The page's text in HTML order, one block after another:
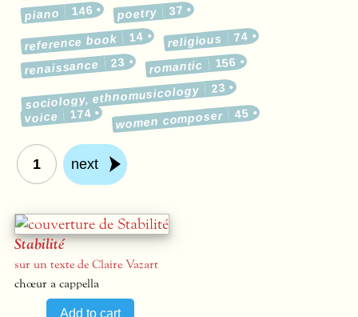
piano 146 poetry 37
reference book 14 religious 74
renaissance 23 romantic 156
sociology, ethnomusicology 23
voice 174 women composer 45
1 next
Stabilité
sur un texte de Claire Vazart
chœur a cappella